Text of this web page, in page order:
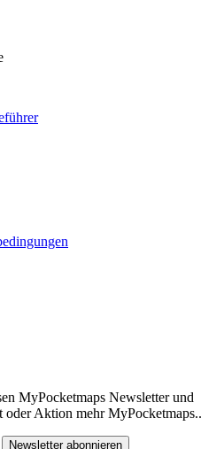
MyPocketmaps Newsletter und
oder Aktion mehr MyPocketmaps..
Newsletter abonnieren